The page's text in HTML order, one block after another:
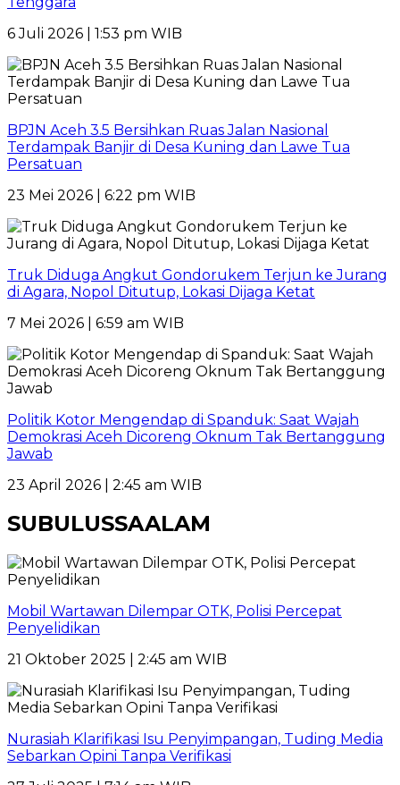
6 Juli 2026 | 1:53 pm WIB
BPJN Aceh 3.5 Bersihkan Ruas Jalan Nasional
Terdampak Banjir di Desa Kuning dan Lawe Tua
Persatuan
23 Mei 2026 | 6:22 pm WIB
Truk Diduga Angkut Gondorukem Terjun ke Jurang
di Agara, Nopol Ditutup, Lokasi Dijaga Ketat
7 Mei 2026 | 6:59 am WIB
Politik Kotor Mengendap di Spanduk: Saat Wajah
Demokrasi Aceh Dicoreng Oknum Tak Bertanggung
Jawab
23 April 2026 | 2:45 am WIB
SUBULUSSAALAM
Mobil Wartawan Dilempar OTK, Polisi Percepat
Penyelidikan
21 Oktober 2025 | 2:45 am WIB
Nurasiah Klarifikasi Isu Penyimpangan, Tuding Media
Sebarkan Opini Tanpa Verifikasi